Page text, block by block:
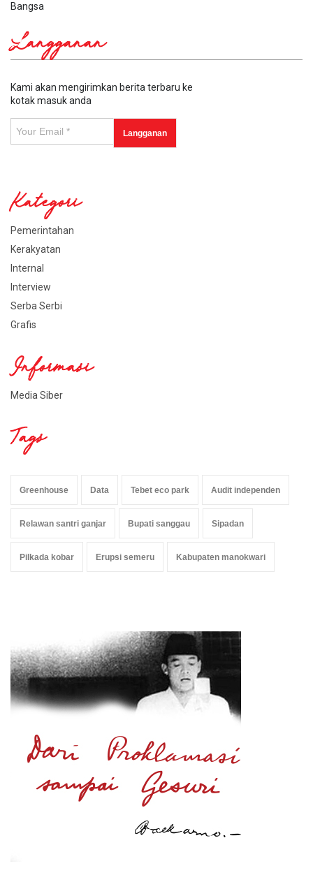
Bangsa
Langganan
Kami akan mengirimkan berita terbaru ke
kotak masuk anda
Kategori
Pemerintahan
Kerakyatan
Internal
Interview
Serba Serbi
Grafis
Informasi
Media Siber
Tags
Greenhouse Data Tebet eco park Audit independen
Relawan santri ganjar Bupati sanggau Sipadan
Pilkada kobar Erupsi semeru Kabupaten manokwari